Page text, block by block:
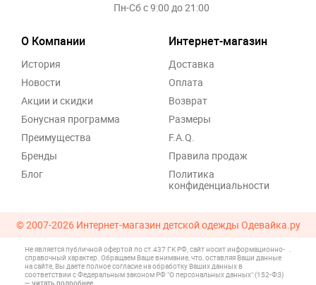
Пн-Сб с 9:00 до 21:00
О Компании
История
Новости
Акции и скидки
Бонусная программа
Преимущества
Бренды
Блог
Интернет-магазин
Доставка
Оплата
Возврат
Размеры
F.A.Q.
Правила продаж
Политика
конфиденциальности
© 2007-2026 Интернет-магазин детской одежды Одевайка.ру
Не является публичной офертой по ст.437 ГК РФ, сайт носит информационно-
справочный характер. Обращаем Ваше внимание, что, оставляя Ваши данные
на сайте, Вы даете полное согласие на обработку Ваших данных в
соответствии с Федеральным законом РФ "О персональных данных" (152-ФЗ)
— читать подробнее
.